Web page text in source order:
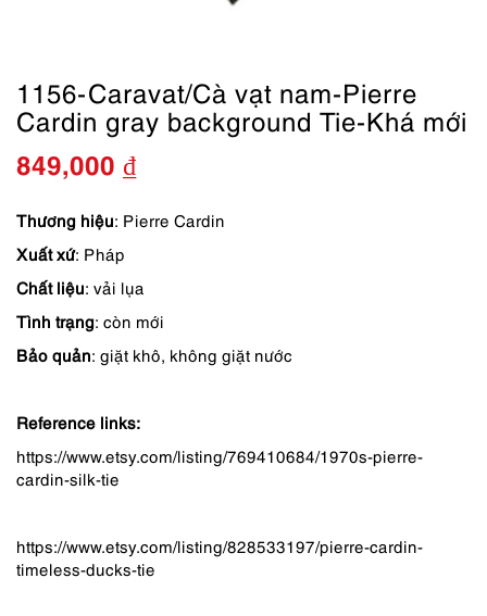
1156-Caravat/Cà vạt nam-Pierre
Cardin gray background Tie-Khá mới
849,000 ₫
Thương hiệu: Pierre Cardin
Xuất xứ: Pháp
Chất liệu: vải lụa
Tình trạng: còn mới
Bảo quản: giặt khô, không giặt nước
Reference links:
https://www.etsy.com/listing/769410684/1970s-pierre-
cardin-silk-tie
https://www.etsy.com/listing/828533197/pierre-cardin-
timeless-ducks-tie